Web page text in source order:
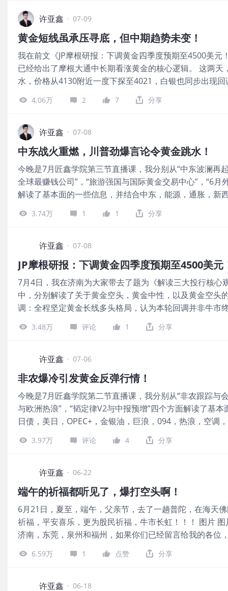
0.2%显著放缓。 这份数据意味着美国的通胀出现重要转
源价格冲击开始消退，油价下跌为消费者带来了一定缓解
加息押注推迟至10月，市场对政策路径的判断出现明显转
大幅走高，自4030附近拔地而起，触及4103美元/盎司的
落。 -END-
提到过，即—— “备忘录终结→美伊对抗升级→原油大涨→
→美元走强、美债收益率走高→黄金遭遇抛售。” 图片 如
里面给出的核心逻辑链里面，包含了从地缘，宏观，资金
的六层分析。 如果大家想要获得更为详细的黄金日报和周
学院的第六届模拟交易大赛正在如火如荼的举行，黄金作
每天，每周都会对这个品种进行实时跟踪。 图片 据CME“
率不变的概率为62.1%，累计加息25个基点的概率为
的概率为26.4%，累计加息25个基点的概率为51.8%，累
众议院和参议院的听证会，就半年度货币政策报告向国会
有重要参考价值。作为美联储主席首次公开就货币政策向
将为外界研判美联储政策路径提供关键线索。 经济数据
15日的PPI。 从技术的层面来看，黄金的日线再次失守5
势，今晚北美盘刷新7月8日低点4021之后，
许亚鑫 · 07-09
黄金短线虽承压寻底，但中期趋势未变！
我在前文《JP摩根研报：下调黄金四季度预期至4500美元
已经给出了摩根大通中长期看涨黄金的核心逻辑。 这两天
水，价格从4130附近一度下探至4021，白银也同步出现
美伊地缘消息双重利空共振驱动，影响金价的短期因素已
胀倒逼利率紧缩定价。 首先，美联储6月的会议纪要落地
性，内部多数票委不排除年内重启加息。 相较前任鲍威尔
放弃明确前瞻指引，淡化点阵图参考价值，沃什主张政策
利率路径，市场降息预期直接大幅降温，美债实际利率快
著。 其次，当前美国通胀呈现边际抬升态势，PPI数据持
动上行，多位美联储官员近期发言集体转鹰，卡什卡利和
调2%通胀目标不可妥协，鹰派预期持续定价压制贵金属
外，美元走强与美债收益率上行是另一重压制因素。 最
金，特朗普宣布谅解备忘录终结后油价暴涨6%，市场交
打压，地缘避险逻辑暂时失效。 事实上，特朗普的表态
其核心传导逻辑链条为：“备忘录终结→美伊对抗升级→
预期上行→美元走强、美债收益率走高→黄金遭遇抛售”。
目前普遍预期7月份按兵不动，9月份预期加息的概率已经
将公布的最新一期通胀数据走高，那么年内加息落地的概
银回调的主因，也会同步压制美股风险资
4.06万 2 7 分享
许亚鑫 · 07-08
中东战火重燃，川普劲爆言论令黄金跳水！
今晚是7月匠鑫学院第三节直播课，我分别从“中东波澜再
全球最赚钱公司”，“旅游强国与国际黄金交易中心”，“6月
解读了基本面的一些信息，并结合中东，能源，通胀，新
油，入境市场，新质生产力，文化载体，香港，黄金储备
接下来的布局思路。 图片 国际市场方面，中东战火再燃
打击，作为对伊朗袭击霍尔木兹海峡商船的回应，指责伊
时，美国财政部外国资产控制办公室宣布撤销一项授权允
相关收尾交易将被允许持续至美国东部时间7月17日零点
特朗普7月8日在土耳其参加北约峰会期间说，美军“今晚
在北约峰会上说，美伊谅解备忘录“已终结”。 地缘风险骤
涨，美元指数走高，金银则承压下挫。 图片 图片 如上图
略，日线，4小时，1小时，15分和5分钟出现一致性做空
普劲爆言论影响，第一，第二和第三目标均顺利触及。
行，黄金作为大家比赛的主力品种，我们每天都会对这个
层面来看，黄金继昨日失守5日均线之后，日内目前也再
无法收回意味着接下来还会继续向下寻找支撑。 接下来，
美联储政策会议纪要。市场参与者将仔细研读决策者关于
示决策者倾向于在加息前观望能源价格下跌是否有助于通
金价则有
3.74万 1 1 分享
许亚鑫 · 07-08
JP摩根研报：下调黄金四季度预期至4500美元
7月4日，我在济南为大家带去了题为《解读三大投行核
中，分别解读了关于黄金空头，黄金中性，以及黄金空头
调：全程坚定黄金长线多头格局，认为本轮回调并非牛市
本性逆转，为后续新一轮上行蓄力。 图片 如上图所示，
复，然后Q4预计加速冲刺，年末有望奔向6000美元/盎司
核心锚点。 第二，全球债务与信用风险。欧美高赤字与
价值与避险需求。 第三，供需格局长期偏紧。矿产供给
形成长期利好支撑。 对于黄金短期的承压，JP摩根认为
率更长时间，直接抬升无息资产黄金的持有成本，压制短
ETF出现连续减仓潮，市场缺乏增量买盘推动，导致短期
边际缓和，短期避险买盘快速退潮，市场缺乏突发催化因
场出现松动，开始调整了此前的研报预期，将2026年第
给出的目标价位约6000美元，同时预计今年第三季度黄
震荡，待宏观环境改善后才会迎来修复行情。 当下金价
3.48万 评论 1 分享
许亚鑫 · 07-06
非农爆冷引发黄金反弹行情！
今晚是7月匠鑫学院第二节直播课，我分别从“非农跟踪与
与欧洲热浪”，“韬定律V2与中报预增”四个方面解读了基
日债，美日，OPEC+，金银油，巨浪，094，热浪，空
图片 国际市场方面，美国非农就业数据爆冷引发了黄金
月非农就业人口仅增加5.7万人，约为市场预期11.3万人
市场迅速重新定价美联储政策路径。短期利率期货大幅
从此前的10月推迟至12月。 在上周黄金的周报里面，已
片 图片 如果大家想要获得更为详细的黄金日报和周报，
在如火如荼的举行，黄金作为大家比赛的主力品种，我
金这一波日线级别的反弹，目前已经修复5日和10日均线
的20日均线位于4147。 非农前的黄金低点位于4061，这
的回落更像是对前面这一波140美元反弹的一种确认，耐
穿4061)，然后爆发后需观察能否刷新4202高点，方可确
3.97万 评论 4 分享
许亚鑫 · 06-22
端午的祈福都听见了，爆打空头啊！
6月21日，夏至，端午，父亲节，去了一趟普陀，在海天
祈福，平安喜乐，更为股民祈福，牛市长虹！！！ 图片
济南，东莞，泉州和福州，如果你们已经留言给我的各位
点。 今晚是学院6月的第六节直播课，我分别从“瑞士谈
论坛与人工智能+消费”，“国产大模型与海上风电”四个
上风电，人民币，A股，港股等给出了接下来的布局思路
6.59万 1 点赞 分享
许亚鑫 · 06-18